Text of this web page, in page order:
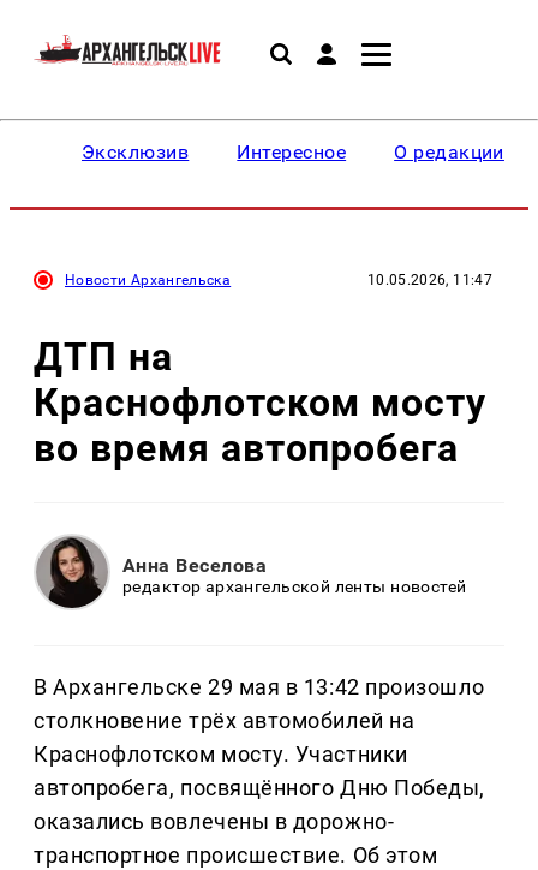
Эксклюзив Интересное О редакции
Новости Архангельска 10.05.2026, 11:47
ДТП на
Краснофлотском мосту
во время автопробега
Анна Веселова
редактор архангельской ленты новостей
В Архангельске 29 мая в 13:42 произошло
столкновение трёх автомобилей на
Краснофлотском мосту. Участники
автопробега, посвящённого Дню Победы,
оказались вовлечены в дорожно-
транспортное происшествие. Об этом